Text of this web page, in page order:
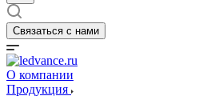
Связаться с нами
О компании
Продукция